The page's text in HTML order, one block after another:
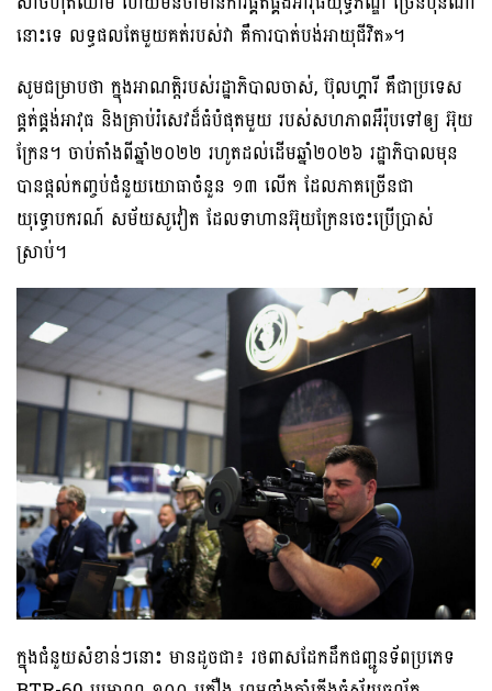
នោះទេ លទ្ធផលតែមួយគត់របស់វា គឺការបាត់បង់អាយុជីវិត»។
សូមជម្រាបថា ក្នុងអាណត្តិរបស់រដ្ឋាភិបាលចាស់, ប៊ុលហ្គារី គឺជាប្រទេស
ផ្គត់ផ្គង់អាវុធ និងគ្រាប់រំសេវដ៏ធំបំផុតមួយ របស់សហភាពអឺរ៉ុបទៅឲ្យ អ៊ុយ
ក្រែន។ ចាប់តាំងពីឆ្នាំ២០២២ រហូតដល់ដើមឆ្នាំ២០២៦ រដ្ឋាភិបាលមុន
បានផ្ដល់កញ្ចប់ជំនួយយោធាចំនួន ១៣ លើក ដែលភាគច្រើនជា
យុទ្ធោបករណ៍ សម័យសូវៀត ដែលទាហានអ៊ុយក្រែនចេះប្រើប្រាស់
ស្រាប់។
ក្នុងជំនួយសំខាន់ៗនោះ មានដូចជា៖ រថពាសដែកដឹកជញ្ជូនទ័ពប្រភេទ